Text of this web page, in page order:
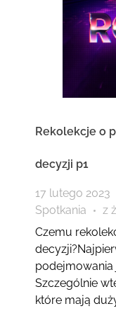
Rekolekcje o
decyzji p1
17 lutego 2023
Spotkania
z
Czemu
podejmowania
Szczególnie
które mają